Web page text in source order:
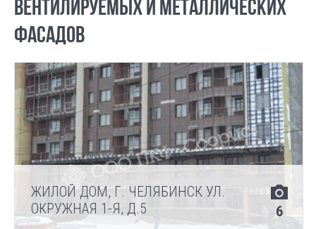
ВЕНТИЛИРУЕМЫХ И МЕТАЛЛИЧЕСКИХ
ФАСАДОВ
6
ЖИЛОЙ ДОМ, Г. ЧЕЛЯБИНСК УЛ.
ОКРУЖНАЯ 1-Я, Д.5